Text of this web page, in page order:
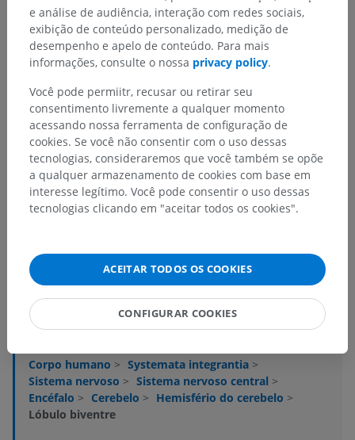
Hierarquia anatômica
Anatomia humana 2
Corpo humano > Systemata integrantia >
Sistema nervoso > Sistema nervoso central >
Encéfalo > Cerebelo > Hemisfério do cerebelo >
Lóbulo biventre
e análise de audiência, interação com redes sociais,
exibição de conteúdo personalizado, medição de
desempenho e apelo de conteúdo. Para mais
informações, consulte o nossa privacy policy.
Você pode permiitr, recusar ou retirar seu
consentimento livremente a qualquer momento
acessando nossa ferramenta de configuração de
cookies. Se você não consentir com o uso dessas
tecnologias, consideraremos que você também se opõe
a qualquer armazenamento de cookies com base em
interesse legítimo. Você pode consentir o uso dessas
tecnologias clicando em "aceitar todos os cookies".
ACEITAR TODOS OS COOKIES
CONFIGURAR COOKIES